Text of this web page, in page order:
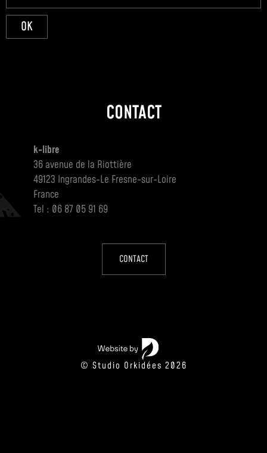
OK
CONTACT
k-libre
36 avenue de la Riottière
49123 Ingrandes-Le Fresne-sur-Loire
France
Tel : 06 87 05 91 69
CONTACT
© Studio Orkidées 2026